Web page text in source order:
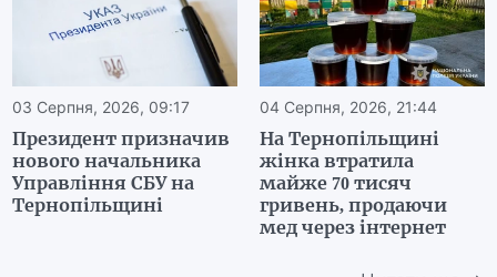
03 Серпня, 2026, 09:17
Президент призначив
нового начальника
Управління СБУ на
Тернопільщині
04 Серпня, 2026, 21:44
На Тернопільщині
жінка втратила
майже 70 тисяч
гривень, продаючи
мед через інтернет